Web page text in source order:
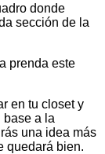
donde
sección de la
prenda este
en tu closet y
base a la
una idea más
quedará bien.